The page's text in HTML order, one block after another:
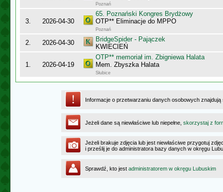
Poznań
3. 2026-04-30
65. Poznański Kongres Brydżowy
OTP** Eliminacje do MPPO
Poznań
2. 2026-04-30
BridgeSpider - Pajączek
KWIECIEŃ
1. 2026-04-19
OTP** memoriał im. Zbigniewa Halata
Mem. Zbyszka Halata
Słubice
Informacje o przetwarzaniu danych osobowych
Jeżeli dane są niewłaściwe lub niepełne, skorzystaj z
Jeżeli brakuje zdjęcia lub jest niewłaściwe przygotuj
i prześlij je do administratora bazy danych w okręgu
Sprawdź, kto jest administratorem w okręgu Lubuskim